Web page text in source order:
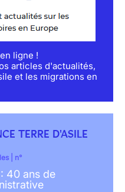
ligne !
articles d'actualités,
et les migrations en
TERRE D'ASILE
| n°
40 ans de